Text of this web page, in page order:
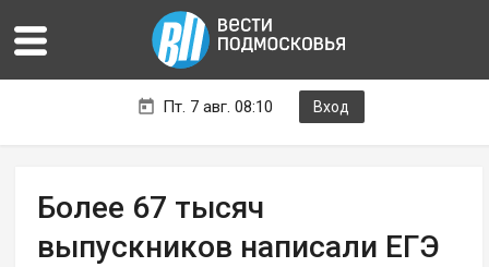
Пт. 7 авг. 08:10 Вход
Более 67 тысяч
выпускников написали ЕГЭ